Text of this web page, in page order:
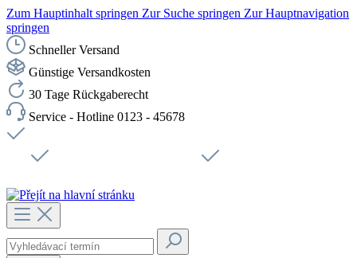
Zum Hauptinhalt springen Zur Suche springen Zur Hauptnavigation
springen
Schneller Versand
Günstige Versandkosten
30 Tage Rückgaberecht
Service - Hotline 0123 - 45678